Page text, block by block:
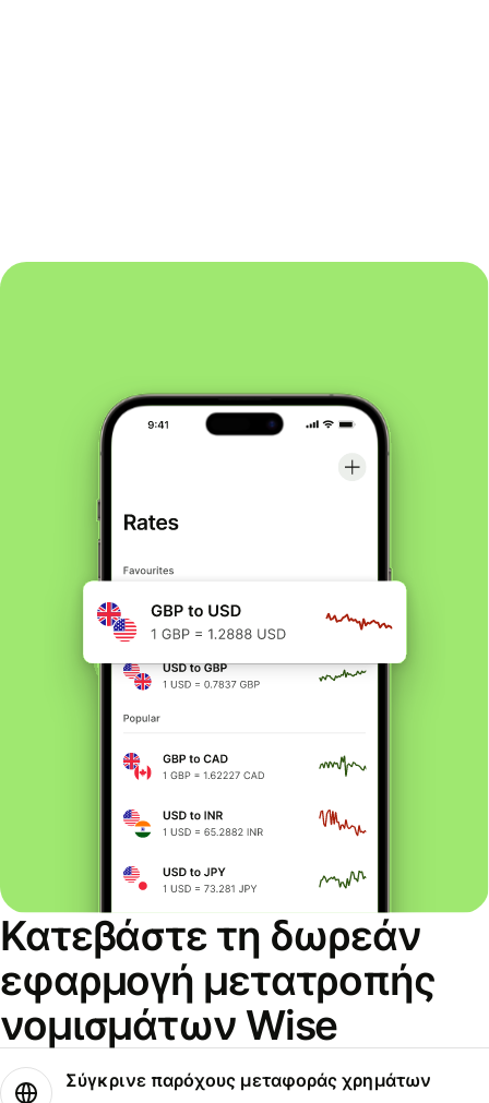
Κατεβάστε τη δωρεάν
εφαρμογή μετατροπής
νομισμάτων Wise
Σύγκρινε παρόχους μεταφοράς χρημάτων